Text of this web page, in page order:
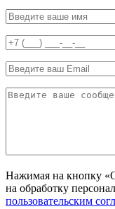
Нажимая на кнопку
на обработку
пользовательским